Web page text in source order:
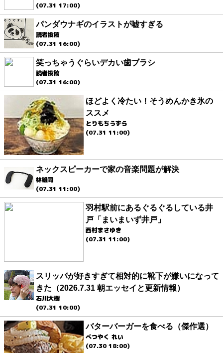
(07.31 17:00)
パンダウナギのイラストが嘘すぎる
読者投稿
(07.31 16:00)
笑っちゃうぐらいデカい歯ブラシ
読者投稿
(07.31 16:00)
ほどよく冷たい！そうめんかき氷の
ススメ
とりもちうずら
(07.31 11:00)
ネックスピーカーで家の音楽問題が解決
林雄司
(07.31 11:00)
羽村駅前にあるぐるぐるしている井
戸「まいまいず井戸」
西村まさゆき
(07.31 11:00)
スリッパが好きすぎて相対的に靴下が嫌いになって
きた（2026.7.31 朝エッセイと更新情報）
石川大樹
(07.31 10:00)
バターバーガーを食べる（傑作選）
べつやく れい
(07.30 18:00)